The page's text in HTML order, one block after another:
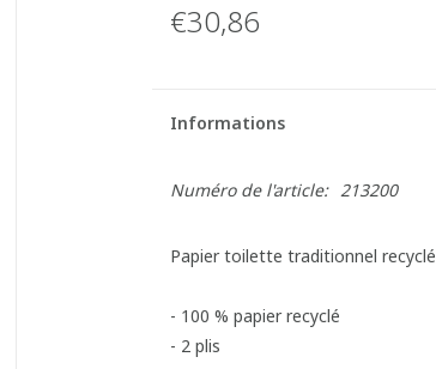
€30,86
Informations
Numéro de l'article: 213200
Papier toilette traditionnel recyclé
- 100 % papier recyclé
- 2 plis